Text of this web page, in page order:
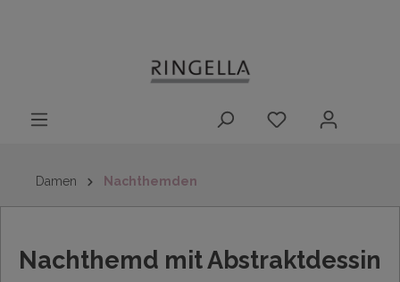
Damen Nachthemden
Nachthemd mit Abstraktdessin